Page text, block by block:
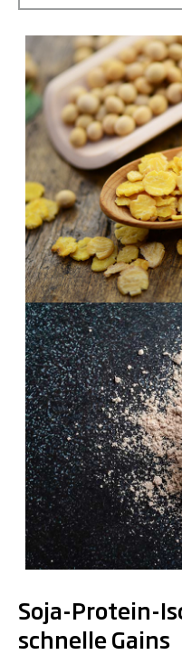
Soja-Protein-
schnelle Gains